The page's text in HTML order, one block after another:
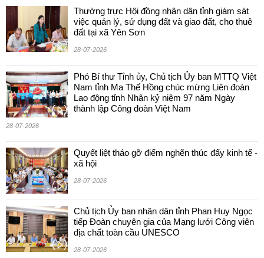
Thường trực Hội đồng nhân dân tỉnh giám sát
việc quản lý, sử dụng đất và giao đất, cho thuê
đất tại xã Yên Sơn
28-07-2026
Phó Bí thư Tỉnh ủy, Chủ tịch Ủy ban MTTQ Việt
Nam tỉnh Ma Thế Hồng chúc mừng Liên đoàn
Lao động tỉnh Nhân kỷ niệm 97 năm Ngày
thành lập Công đoàn Việt Nam
28-07-2026
Quyết liệt tháo gỡ điểm nghẽn thúc đẩy kinh tế -
xã hội
28-07-2026
Chủ tịch Ủy ban nhân dân tỉnh Phan Huy Ngọc
tiếp Đoàn chuyên gia của Mạng lưới Công viên
địa chất toàn cầu UNESCO
28-07-2026